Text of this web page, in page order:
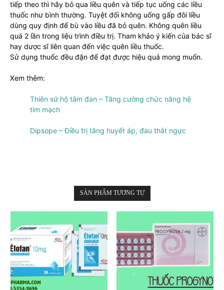
tiếp theo thì hãy bỏ qua liều quên và tiếp tục uống các liều
thuốc như bình thường. Tuyệt đối không uống gấp đôi liều
dùng quy định để bù vào liều đã bỏ quên. Không quên liều
quá 2 lần trong liệu trình điều trị. Tham khảo ý kiến của bác sĩ
hay dược sĩ liên quan đến việc quên liều thuốc.
Sử dụng thuốc đều đặn để đạt được hiệu quả mong muốn.
Xem thêm:
Thiên sứ hộ tâm đan – Tăng cường chức năng hệ
tim mạch
Dipsope – Điều trị tăng huyết áp, đau thắt ngực
SẢN PHẨM TƯƠNG TỰ